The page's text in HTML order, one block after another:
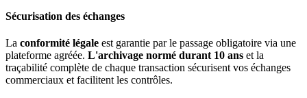
Sécurisation des échanges
La conformité légale est garantie par le passage obligatoire via une
plateforme agréée. L'archivage normé durant 10 ans et la
traçabilité complète de chaque transaction sécurisent vos échanges
commerciaux et facilitent les contrôles.